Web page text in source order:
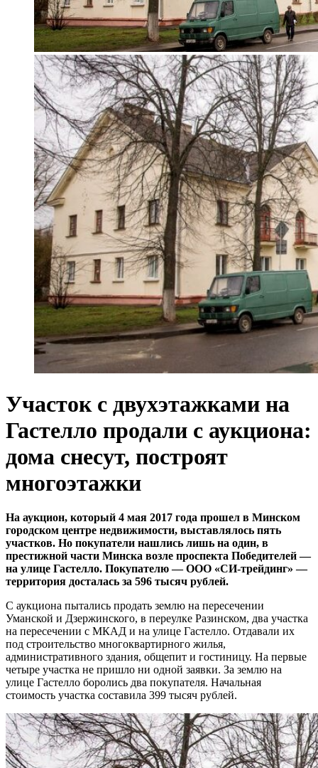
Участок с двухэтажками на
Гастелло продали с аукциона:
дома снесут, построят
многоэтажки
На аукцион, который 4 мая 2017 года прошел в Минском
городском центре недвижимости, выставлялось пять
участков. Но покупатели нашлись лишь на один, в
престижной части Минска возле проспекта Победителей —
на улице Гастелло. Покупателю — ООО «СИ-трейдинг» —
территория досталась за 596 тысяч рублей.
С аукциона пытались продать землю на пересечении
Уманской и Дзержинского, в переулке Разинском, два участка
на пересечении с МКАД и на улице Гастелло. Отдавали их
под строительство многоквартирного жилья,
административного здания, общепит и гостиницу. На первые
четыре участка не пришло ни одной заявки. За землю на
улице Гастелло боролись два покупателя. Начальная
стоимость участка составила 399 тысяч рублей.